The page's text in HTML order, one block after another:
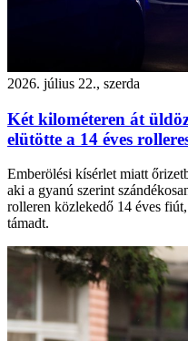
2026. július 22., szerda
Két kilométeren át
elütötte a 14 éves
Emberölési kísérlet miatt
aki a gyanú szerint
rolleren közlekedő 14 éves
támadt.